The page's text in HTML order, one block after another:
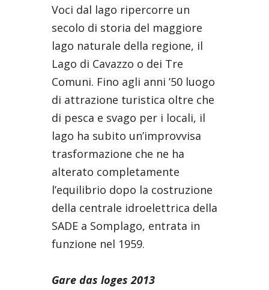
Voci dal lago ripercorre un
secolo di storia del maggiore
lago naturale della regione, il
Lago di Cavazzo o dei Tre
Comuni. Fino agli anni ’50 luogo
di attrazione turistica oltre che
di pesca e svago per i locali, il
lago ha subito un’improvvisa
trasformazione che ne ha
alterato completamente
l’equilibrio dopo la costruzione
della centrale idroelettrica della
SADE a Somplago, entrata in
funzione nel 1959.
Gare das loges 2013